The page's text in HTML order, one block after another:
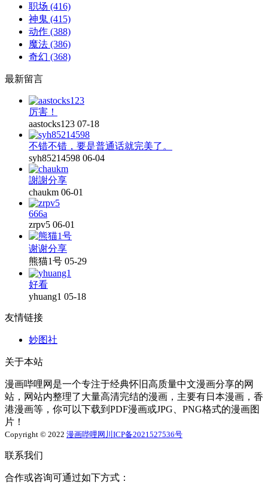
职场 (416)
神鬼 (415)
动作 (388)
魔法 (386)
奇幻 (368)
最新留言
厉害！
aastocks123 07-18
不错不错，要是普通话就完美了。
syh85214598 06-04
謝謝分享
chaukm 06-01
666a
zrpv5 06-01
谢谢分享
熊猫1号 05-29
好看
yhuang1 05-18
友情链接
妙图社
关于本站
漫画哔哩网是一个专注于经典怀旧高质量中文漫画分享的网
站，网站内整理了大量高清完结的漫画，主要有日本漫画，香
港漫画等，你可以下载到PDF漫画或JPG、PNG格式的漫画图
片！
Copyright © 2022 漫画哔哩网 川ICP备2021527536号
联系我们
合作或咨询可通过如下方式：